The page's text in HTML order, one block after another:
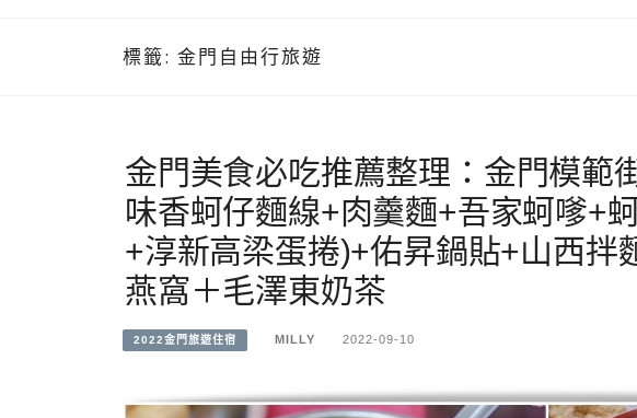
標籤: 金門自由行旅遊
金門美食必吃推薦整理：金門模範
味香蚵仔麵線+肉羹麵+吾家蚵嗲+
+淳新高梁蛋捲)+佑昇鍋貼+山西拌
燕窩＋毛澤東奶茶
2022金門旅遊住宿 MILLY 2022-09-10